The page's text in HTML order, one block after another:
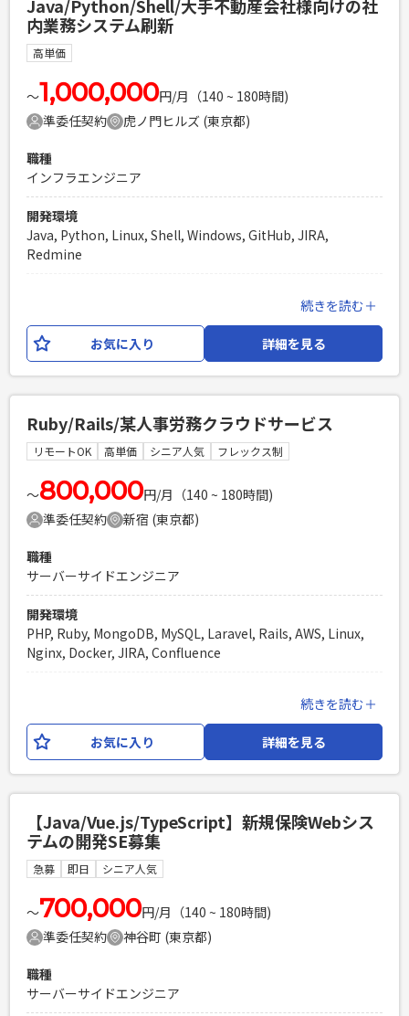
・システム移行設計経験（1年以上） ・システム開発経験
（1年以上） ・1人称で仕様理解、開発等が進められる ・
チーム内メンバとのコミュニケーションが取れる
Laravelを用いた開発経験1年以上
エンジニア複数人のチームでの開発経験
Java/Python/Shell/大手不動産会社様向けの社
内業務システム刷新
高単価
〜1,000,000円/月（140 ~ 180時間)
準委任契約
虎ノ門ヒルズ (東京都)
職種
インフラエンジニア
開発環境
Java, Python, Linux, Shell, Windows, GitHub, JIRA,
Redmine
大手不動産会社様向けの社内業務システムが、AWSのサーバ
レスアーキテクチャで構成されたシステムとなっており、 そ
ちらをAWS CDKにて開発していただきます。 【開発言語】
設計〜開発製造
必須スキル
・基本設計、詳細設計等のドキュメンテーション経験 ・イン
フラ技術全般の知識・経験 ※クラウド経験は問いません ・
Java,Python,Shell等のプログラミング経験 ・GitHubの利用
用 ・CloudFormation、Terraform等のIaCでの構築経験
Laravelを用いた開発経験1年以上
エンジニア複数人のチームでの開発経験
続きを読む＋
お気に入り 詳細を見る
Ruby/Rails/某人事労務クラウドサービス
リモートOK 高単価 シニア人気 フレックス制
〜800,000円/月（140 ~ 180時間)
準委任契約
新宿 (東京都)
職種
サーバーサイドエンジニア
開発環境
PHP, Ruby, MongoDB, MySQL, Laravel, Rails, AWS, Linux,
Nginx, Docker, JIRA, Confluence
某人事労務クラウドサービスの開発において、バックエンド
エンジニアとしてご参画いただきます。 既存のプロダクトの
機能追加や品質改善を行いながら、新規プロダクトの開発も
ックリードしてご活躍いただける方、もしくはそのポジショ
ンへの意欲が高い方を歓迎しております。 開発はプロダクト
ごとにスクラムチーム単位での開発となっており、ベンダーと
のやりとりも発生します。 サーバーサイドの言語はRubyです
が、PHPやGo言語で作られている機能もございます。
必須スキル
の開発経験 ・ソースコードレビューの経験
続きを読む＋
お気に入り 詳細を見る
【Java/Vue.js/TypeScript】新規保険Webシス
テムの開発SE募集
急募 即日 シニア人気
〜700,000円/月（140 ~ 180時間)
準委任契約
神谷町 (東京都)
職種
サーバーサイドエンジニア